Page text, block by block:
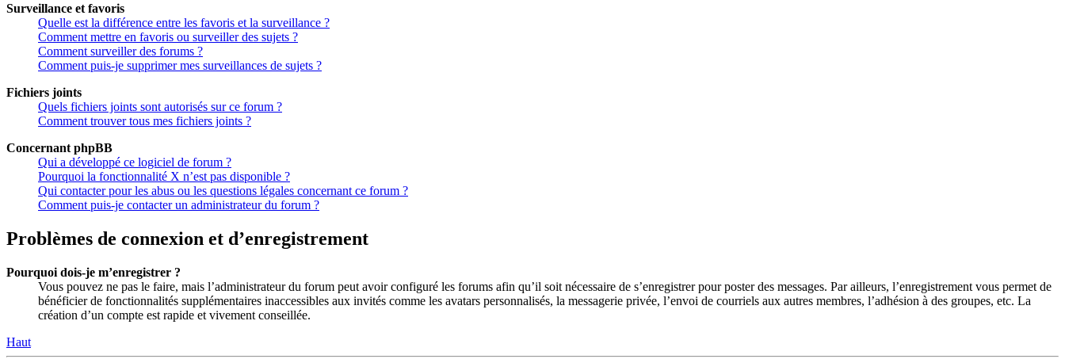
Surveillance et favoris
Quelle est la différence entre les favoris et la surveillance ?
Comment mettre en favoris ou surveiller des sujets ?
Comment surveiller des forums ?
Comment puis-je supprimer mes surveillances de sujets ?
Fichiers joints
Quels fichiers joints sont autorisés sur ce forum ?
Comment trouver tous mes fichiers joints ?
Concernant phpBB
Qui a développé ce logiciel de forum ?
Pourquoi la fonctionnalité X n’est pas disponible ?
Qui contacter pour les abus ou les questions légales concernant ce forum ?
Comment puis-je contacter un administrateur du forum ?
Problèmes de connexion et d’enregistrement
Pourquoi dois-je m’enregistrer ?
Vous pouvez ne pas le faire, mais l’administrateur du forum peut avoir configuré les forums afin qu’il soit nécessaire de s’enregistrer pour poster des messages. Par ailleurs, l’enregistrement vous permet de
bénéficier de fonctionnalités supplémentaires inaccessibles aux invités comme les avatars personnalisés, la messagerie privée, l’envoi de courriels aux autres membres, l’adhésion à des groupes, etc. La
création d’un compte est rapide et vivement conseillée.
Haut